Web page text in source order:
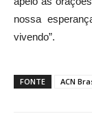
nossa
vivendo”.
FONTE ACN